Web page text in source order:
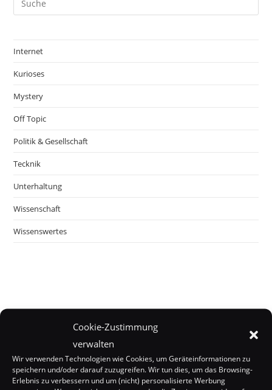
Cookie-Zustimmung
verwalten
Wir verwenden Technologien wie Cookies, um Geräteinformationen zu
speichern und/oder darauf zuzugreifen. Wir tun dies, um das Browsing-
Erlebnis zu verbessern und um (nicht) personalisierte Werbung
Internet
Kurioses
Mystery
Off Topic
Politik & Gesellschaft
Tecknik
Unterhaltung
Wissenschaft
Wissenswertes